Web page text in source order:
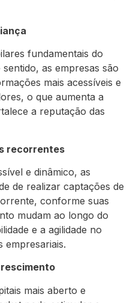
fundamentais do
as empresas são
mais acessíveis e
o que aumenta a
a reputação das
recorrentes
e dinâmico, as
de realizar captações de
conforme suas
mudam ao longo do
e a agilidade no
empresariais.
mais aberto e